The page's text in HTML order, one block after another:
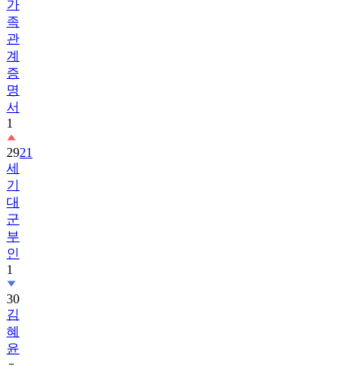
관
계
증
명
서
1
29
세
기
대
군
부
인
1
30
김
혜
윤
31
송